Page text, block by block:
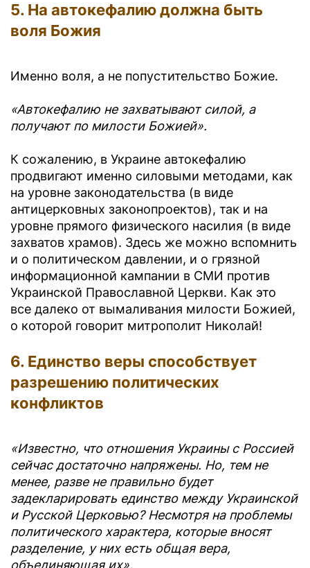
5. На автокефалию должна быть
воля Божия
Именно воля, а не попустительство Божие.
«Автокефалию не захватывают силой, а
получают по милости Божией».
К сожалению, в Украине автокефалию
продвигают именно силовыми методами, как
на уровне законодательства (в виде
антицерковных законопроектов), так и на
уровне прямого физического насилия (в виде
захватов храмов). Здесь же можно вспомнить
и о политическом давлении, и о грязной
информационной кампании в СМИ против
Украинской Православной Церкви. Как это
все далеко от вымаливания милости Божией,
о которой говорит митрополит Николай!
6. Единство веры способствует
разрешению политических
конфликтов
«Известно, что отношения Украины с Россией
сейчас достаточно напряжены. Но, тем не
менее, разве не правильно будет
задекларировать единство между Украинской
и Русской Церковью? Несмотря на проблемы
политического характера, которые вносят
разделение, у них есть общая вера,
объединяющая их».